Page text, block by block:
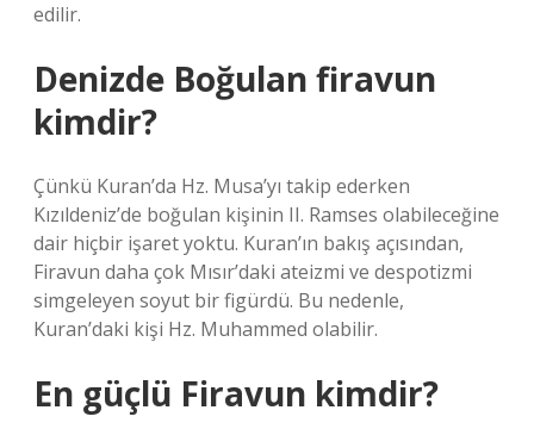
edilir.
Denizde Boğulan firavun
kimdir?
Çünkü Kuran’da Hz. Musa’yı takip ederken
Kızıldeniz’de boğulan kişinin II. Ramses olabileceğine
dair hiçbir işaret yoktu. Kuran’ın bakış açısından,
Firavun daha çok Mısır’daki ateizmi ve despotizmi
simgeleyen soyut bir figürdü. Bu nedenle,
Kuran’daki kişi Hz. Muhammed olabilir.
En güçlü Firavun kimdir?